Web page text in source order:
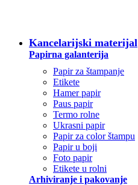
Kancelarijski materijal
Papirna galanterija
Papir za štampanje
Etikete
Hamer papir
Paus papir
Termo rolne
Ukrasni papir
Papir za color štampu
Papir u boji
Foto papir
Etikete u rolni
Arhiviranje i pakovanje